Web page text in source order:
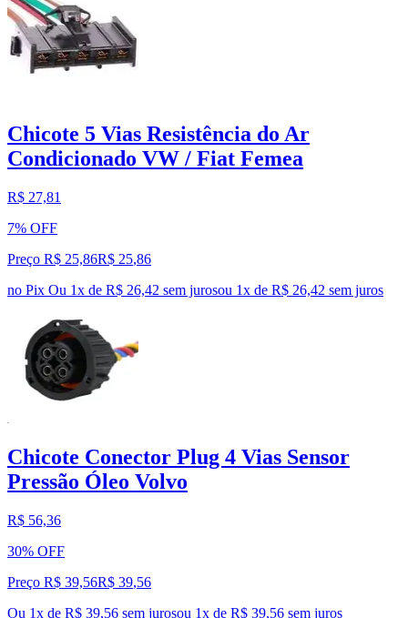
Chicote 5 Vias Resistência do Ar
Condicionado VW / Fiat Femea
R$ 27,81
7% OFF
Preço R$ 25,86R$ 25,86
no Pix Ou 1x de R$ 26,42 sem jurosou 1x de R$ 26,42 sem juros
Chicote Conector Plug 4 Vias Sensor
Pressão Óleo Volvo
R$ 56,36
30% OFF
Preço R$ 39,56R$ 39,56
Ou 1x de R$ 39,56 sem jurosou 1x de R$ 39,56 sem juros